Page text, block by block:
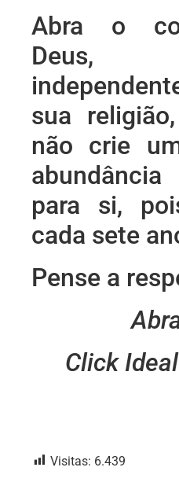
Abra o
Deus,
sua
não crie
para si,
cada sete
Pense a
Click
Visitas: 6.439